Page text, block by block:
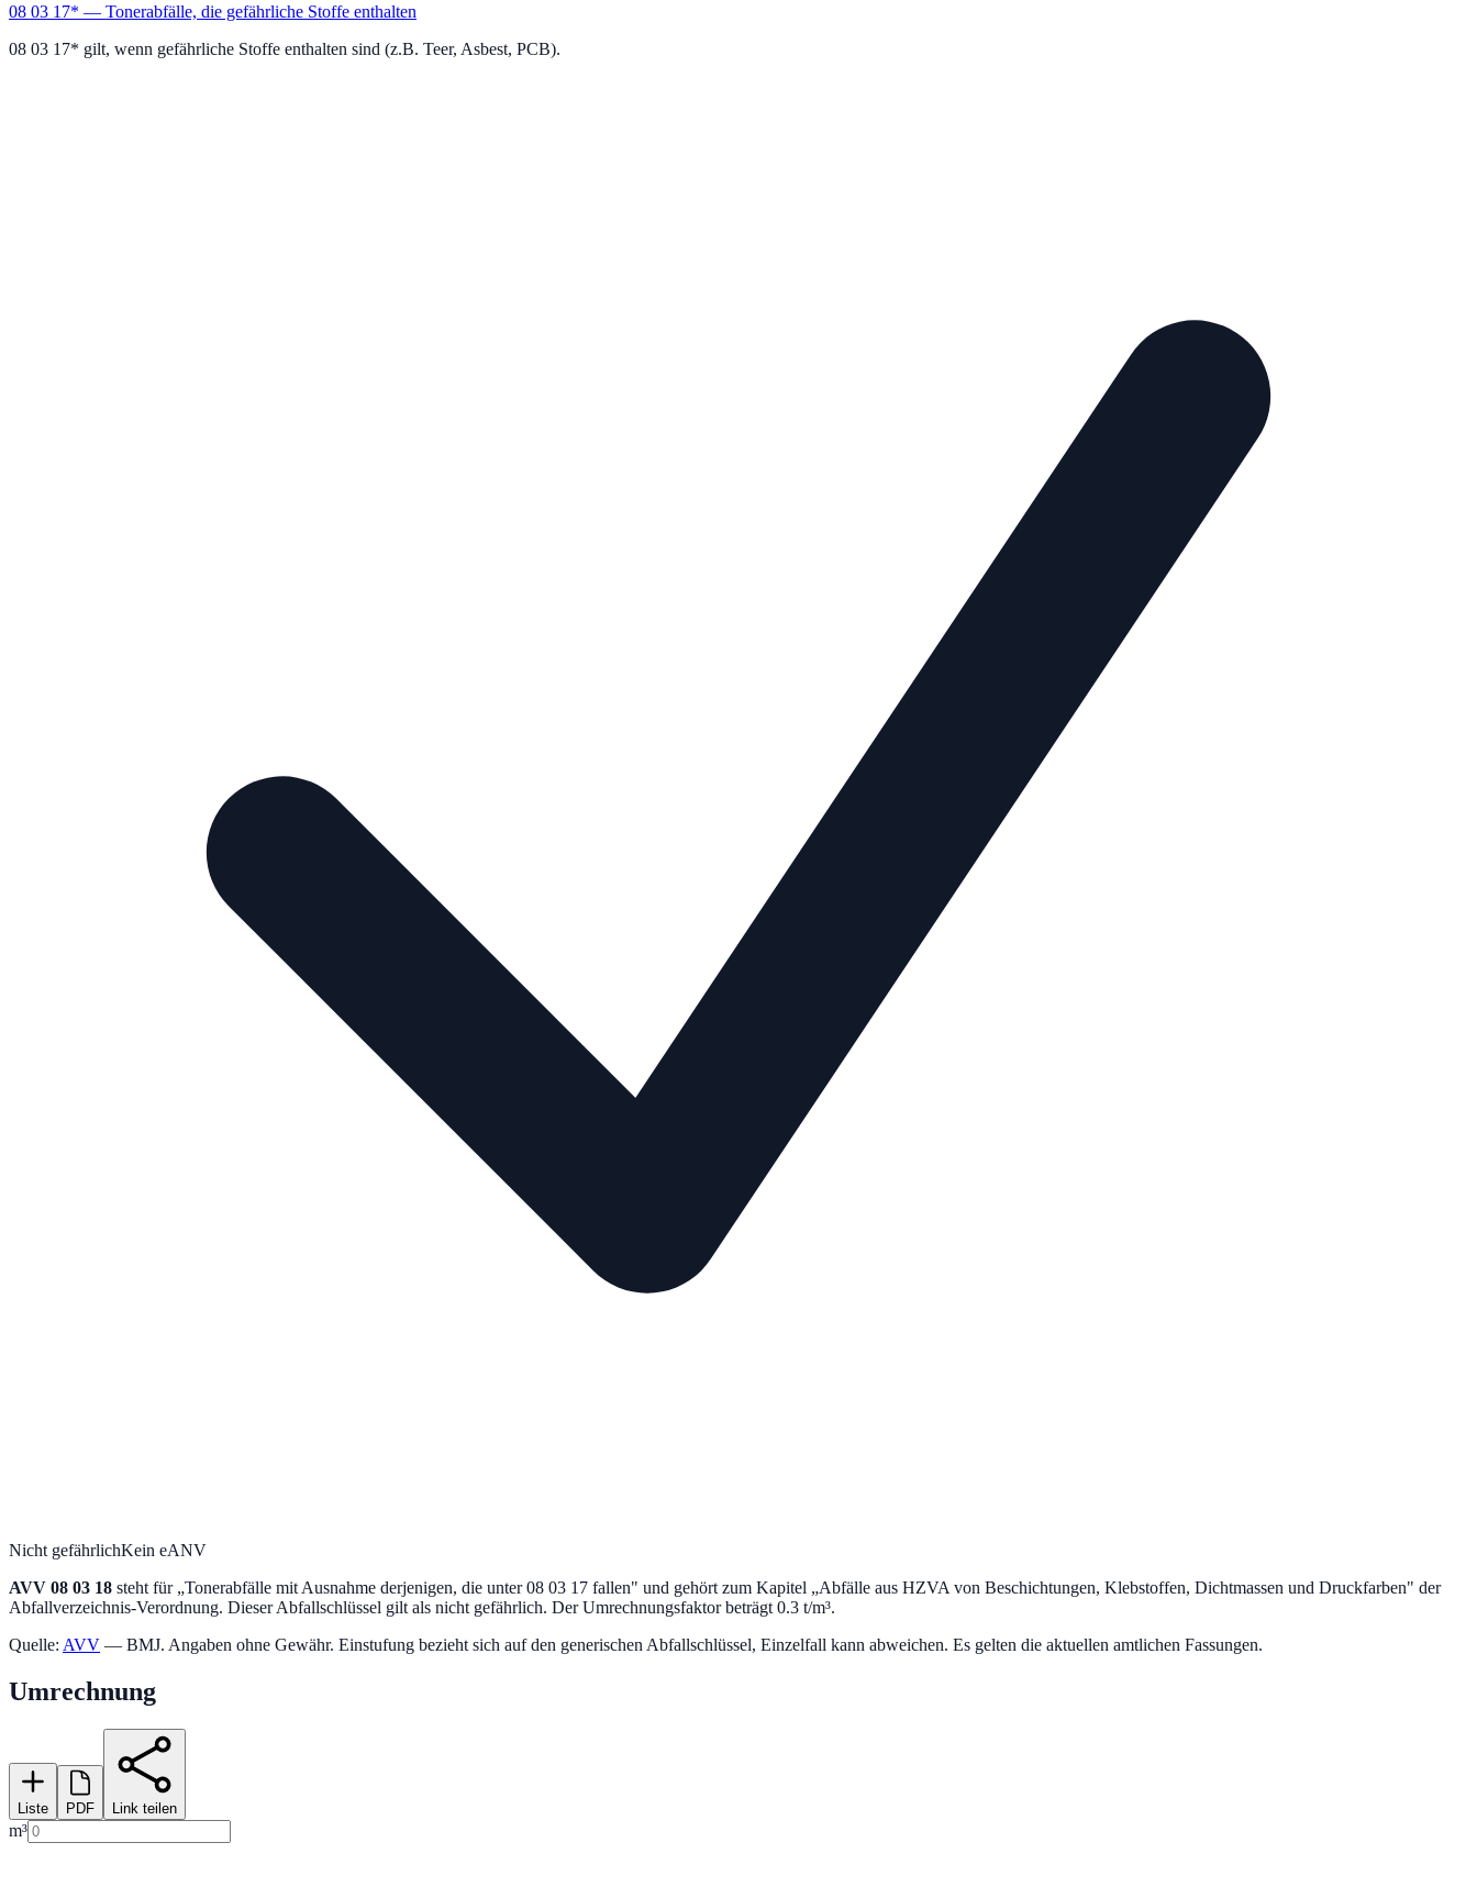
08 03 17* — Tonerabfälle, die gefährliche Stoffe enthalten
08 03 17* gilt, wenn gefährliche Stoffe enthalten sind (z.B. Teer, Asbest, PCB).
Nicht gefährlichKein eANV
AVV 08 03 18 steht für „Tonerabfälle mit Ausnahme derjenigen, die unter 08 03 17 fallen" und gehört zum Kapitel „Abfälle aus HZVA von Beschichtungen, Klebstoffen, Dichtmassen und Druckfarben" der
Abfallverzeichnis-Verordnung. Dieser Abfallschlüssel gilt als nicht gefährlich. Der Umrechnungsfaktor beträgt 0.3 t/m³.
Quelle: AVV — BMJ. Angaben ohne Gewähr. Einstufung bezieht sich auf den generischen Abfallschlüssel, Einzelfall kann abweichen. Es gelten die aktuellen amtlichen Fassungen.
Umrechnung
Liste PDF Link teilen
m³